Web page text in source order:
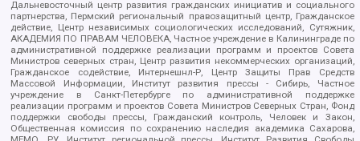
Дальневосточный центр развития гражданских инициатив и социального
партнерства, Пермский региональный правозащитный центр, Гражданское
действие, Центр независимых социологических исследований, Сутяжник,
АКАДЕМИЯ ПО ПРАВАМ ЧЕЛОВЕКА, Частное учреждение в Калининграде по
административной поддержке реализации программ и проектов Совета
Министров северных стран, Центр развития некоммерческих организаций,
Гражданское содействие, Интернешнл-Р, Центр Защиты Прав Средств
Массовой Информации, Институт развития прессы - Сибирь, Частное
учреждение в Санкт-Петербурге по административной поддержке
реализации программ и проектов Совета Министров Северных Стран, Фонд
поддержки свободы прессы, Гражданский контроль, Человек и Закон,
Общественная комиссия по сохранению наследия академика Сахарова,